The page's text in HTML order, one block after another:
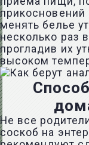
менять белье
несколько раз
прогладив их
высоком
Не все
соскоб на